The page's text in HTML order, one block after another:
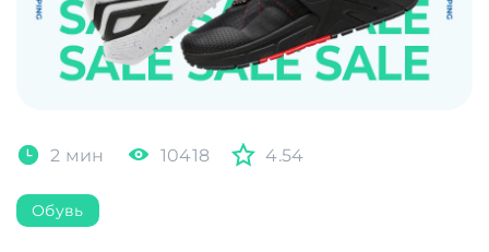
2 мин 10418 4.54
Обувь